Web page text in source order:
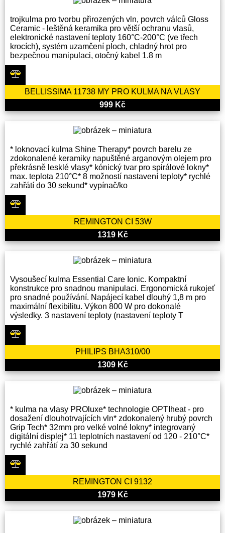
trojkulma pro tvorbu přirozených vln, povrch válců Gloss
Ceramic - leštěná keramika pro větší ochranu vlasů,
elektronické nastavení teploty 160°C-200°C (ve třech
krocích), systém uzamčení ploch, chladný hrot pro
bezpečnou manipulaci, otočný kabel 1.8 m
BELLISSIMA 11738 MY PRO KULMA NA VLASY
999 Kč
* loknovací kulma Shine Therapy* povrch barelu ze
zdokonalené keramiky napuštěné arganovým olejem pro
překrásně lesklé vlasy* kónický tvar pro spirálové lokny*
max. teplota 210°C* 8 možností nastavení teploty* rychlé
zahřátí do 30 sekund* vypínač/ko
REMINGTON CI 53W
1319 Kč
Vysoušecí kulma Essential Care Ionic. Kompaktní
konstrukce pro snadnou manipulaci. Ergonomická rukojeť
pro snadné používání. Napájecí kabel dlouhý 1,8 m pro
maximální flexibilitu. Výkon 800 W pro dokonalé
výsledky. 3 nastavení teploty (nastavení teploty T
PHILIPS BHA310/00
1309 Kč
* kulma na vlasy PROluxe* technologie OPTIheat - pro
dosažení dlouhotrvajících vln* zdokonalený hrubý povrch
Grip Tech* 32mm pro velké volné lokny* integrovaný
digitální displej* 11 teplotních nastavení od 120 - 210°C*
rychlé zahřátí za 30 sekund
REMINGTON CI 9132
1979 Kč